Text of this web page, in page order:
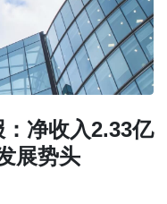
净收入2.33亿
展势头